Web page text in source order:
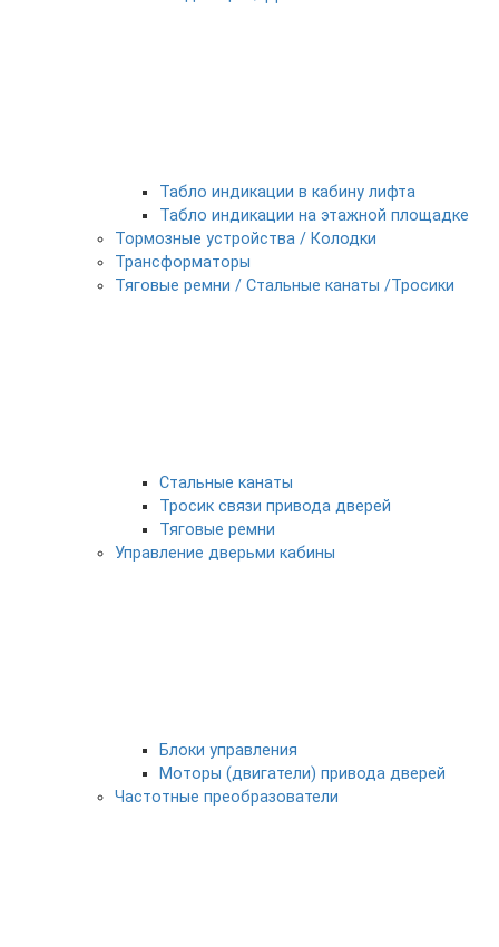
Табло индикации в кабину лифта
Табло индикации на этажной площадке
Тормозные устройства / Колодки
Трансформаторы
Тяговые ремни / Стальные канаты /Тросики
Стальные канаты
Тросик связи привода дверей
Тяговые ремни
Управление дверьми кабины
Блоки управления
Моторы (двигатели) привода дверей
Частотные преобразователи